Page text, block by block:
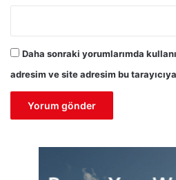
Daha sonraki yorumlarımda
adresim ve site adresim bu